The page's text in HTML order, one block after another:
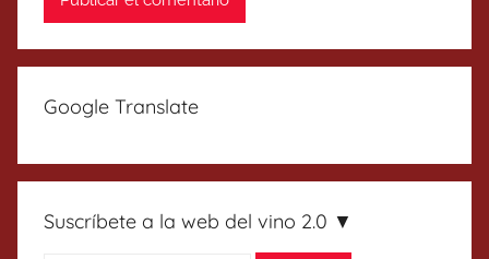
Google Translate
Suscríbete a la web del vino 2.0 ▼